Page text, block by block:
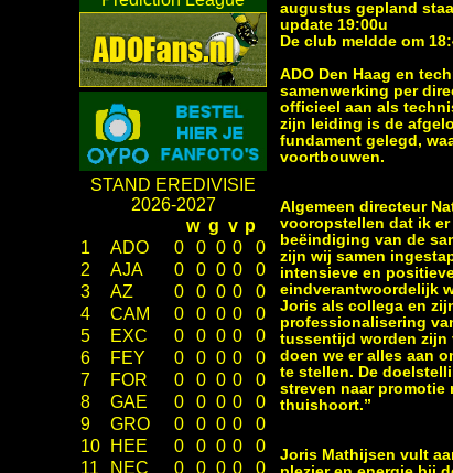
STAND EREDIVISIE
2026-2027
w g v p
1
ADO 0 0 0 0
0
2
AJA 0 0 0 0
0
3
AZ 0 0 0 0
0
4
CAM 0 0 0 0
0
5
EXC 0 0 0 0
0
6
FEY 0 0 0 0
0
7
FOR 0 0 0 0
0
8
GAE 0 0 0 0
0
9
GRO 0 0 0 0
0
10
HEE 0 0 0 0
0
11
NEC 0 0 0 0 0
augustus gepland
update 19:00u
De club meldde om
ADO Den Haag en
samenwerking per
officieel aan als
zijn leiding is de
fundament gelegd,
voortbouwen.
Algemeen directeur
vooropstellen dat ik
beëindiging van de
zijn wij samen
intensieve en
eindverantwoordelijk
Joris als collega en
professionalisering
tussentijd worden zijn
doen we er alles aan
te stellen. De
streven naar promotie
thuishoort.”
Joris Mathijsen vult